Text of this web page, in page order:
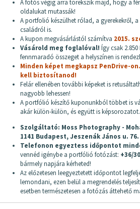
A fotós végig arra törekszik majd, hogy a
oldalukat mutassák!
A portfolió készülhet rólad, a gyerekekről,
családról is.
A kupon megvásárlástól számítva 2015.
Vásárold meg foglalóval! Így csak
fennmaradó összeget a helyszínen is
Minden képet megkapsz PenDrive-
kell biztosítanod!
Felár ellenében további képeket is
nagyobb lehessen!
A portfólió készítő kuponunkból többet is
akár külön-külön, és együtt is képsorozatot.
Szolgáltató: Moss Photography -
1141 Budapest, Jeszenák János u.
Telefonon egyeztess időpontot
vennéd igénybe a portfólió fotózást: +36/
bármely napjára kérheted!
Az előzetesen leegyeztetett időpontot
lemondani, ezen belül a megrendelés
esetben természetesen a fotózás áttehető